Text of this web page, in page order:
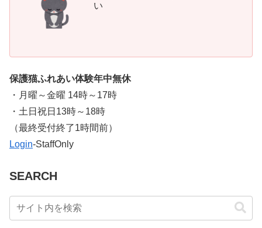
い
保護猫ふれあい体験年中無休
・月曜～金曜 14時～17時
・土日祝日13時～18時
​（最終受付終了1時間前）
Login-StaffOnly
SEARCH